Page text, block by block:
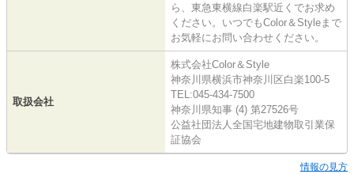
ら、東急東横線白楽駅近くでお求め
ください。いつでもColor＆Styleまで
お気軽にお問い合わせください。
取扱会社
株式会社Color＆Style
神奈川県横浜市神奈川区白楽100-5
TEL:045-434-7500
神奈川県知事 (4) 第27526号
公益社団法人全国宅地建物取引業保
証協会
情報の見方